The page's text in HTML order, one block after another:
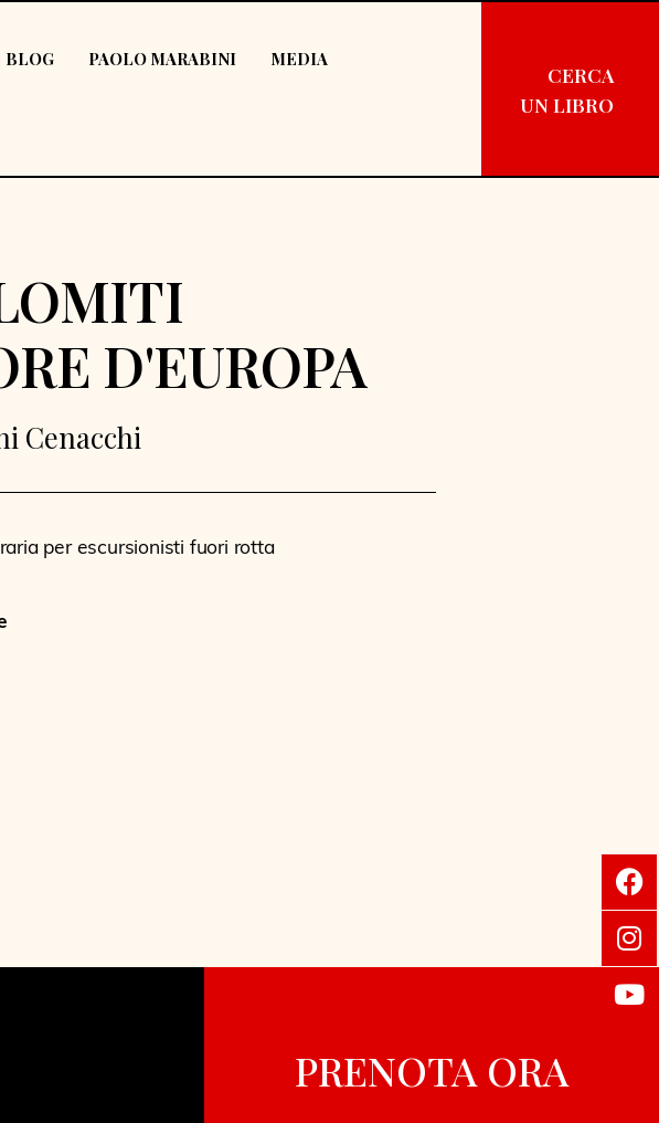
BLOG PAOLO MARABINI MEDIA
CERCA
UN LIBRO
D'EUROPA
Cenacchi
per escursionisti fuori rotta
PRENOTA ORA